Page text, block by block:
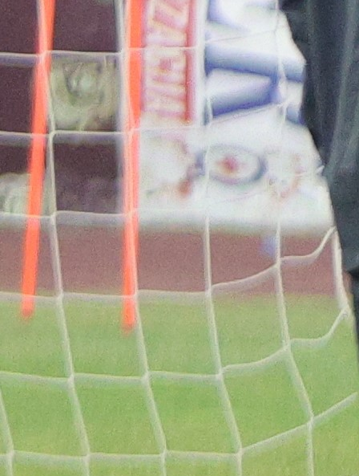
Nakon faze postavljanja trave, uslijedit će izrada
staze, što će atletičari u našem gradu, ali i
rekreativci sasvim sigurno s nestrpljenjem
obzirom da se veliki broj Cazinjana bavi trčanjem.
Nadamo se da će završni radovi proteći bez
kako bi stadion uskoro bio u funkciji.